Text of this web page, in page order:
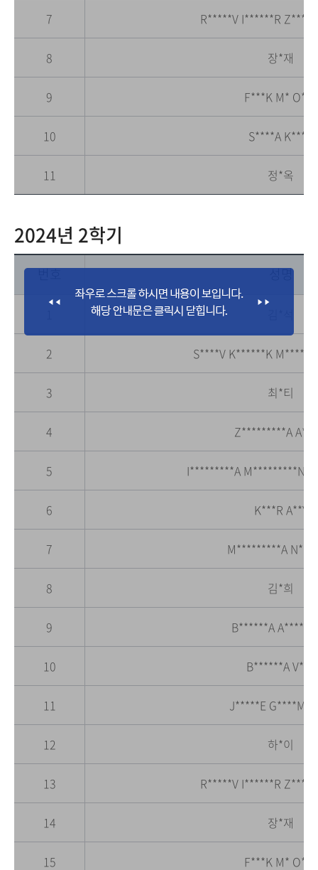
7 R*****V I******R
8 장*재
9 F***K M* O**R
10 S****A K****I
11 정*옥
2024년 2학기
번호 성명
2 S****V K******K
3 최*티
4 Z*********A
5 I*********A M*********N
6 K***R A**Y
7 M*********A
8 김*희
9 B******A
10 B******A V**A
11 J*****E G****M
12 하*이
13 R*****V I******R
14 장*재
15 F***K M* O**R